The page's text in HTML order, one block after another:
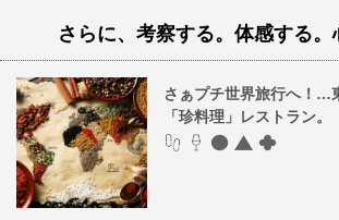
さらに、考察する。体感する。
さぁプチ世界旅行へ！…
「珍料理」レストラン。